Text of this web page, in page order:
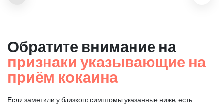
Обратите внимание на
признаки указывающие на
приём кокаина
Если заметили у близкого симптомы указанные ниже, есть